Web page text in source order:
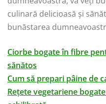
culinară delicioasă și
bunăstarea
Ciorbe bogate în fibre
sănătos
Cum să prepari pâine de
Rețete vegetariene